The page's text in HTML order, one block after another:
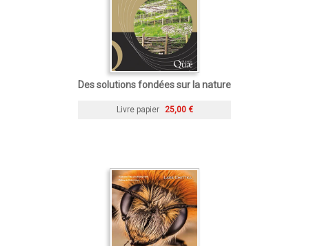
Des solutions fondées sur la nature
Livre papier 25,00 €